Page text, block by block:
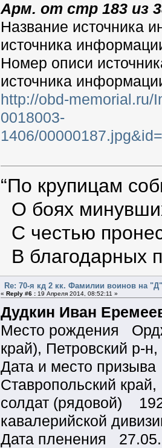
Арм. от стр 183 из
Название
источника
Номер описи
источника
http://obd-memorial.ru/
0018003-
1406/
“По крупицам
О боях
С честью
В благодарных
Re: 70-я кд 2 кк. Фамилии воинов на
« Reply #6 :19 Апреля 2014, 08:52:11 »
Дудкин Иван
Место рождения
край), Петровский р-
Дата и место
Ставропольский
солдат (рядовой) 192
кавалерийской
Дата пленения